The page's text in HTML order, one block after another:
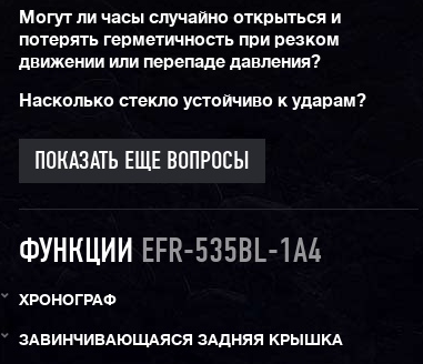
Могут ли часы случайно открыться и
потерять герметичность при резком
движении или перепаде давления?
Насколько стекло устойчиво к ударам?
ПОКАЗАТЬ ЕЩЕ ВОПРОСЫ
ФУНКЦИИ EFR-535BL-1A4
ХРОНОГРАФ
ЗАВИНЧИВАЮЩАЯСЯ ЗАДНЯЯ КРЫШКА